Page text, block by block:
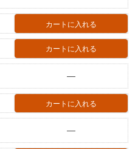
カートに入れる
カートに入れる
—
カートに入れる
—